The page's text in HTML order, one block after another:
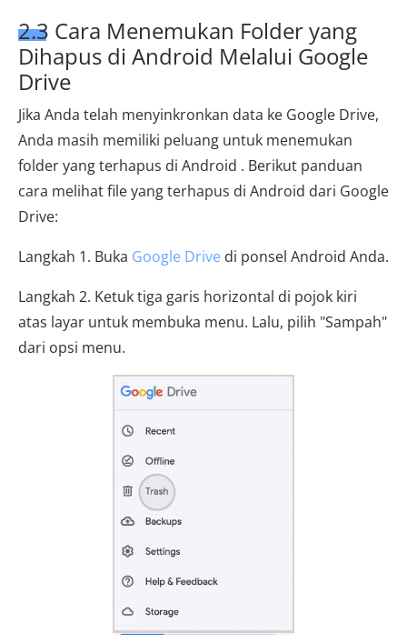
2.3 Cara Menemukan Folder yang
Dihapus di Android Melalui Google
Drive
Jika Anda telah menyinkronkan data ke Google Drive,
Anda masih memiliki peluang untuk menemukan
folder yang terhapus di Android . Berikut panduan
cara melihat file yang terhapus di Android dari Google
Drive:
Langkah 1. Buka Google Drive di ponsel Android Anda.
Langkah 2. Ketuk tiga garis horizontal di pojok kiri
atas layar untuk membuka menu. Lalu, pilih "Sampah"
dari opsi menu.